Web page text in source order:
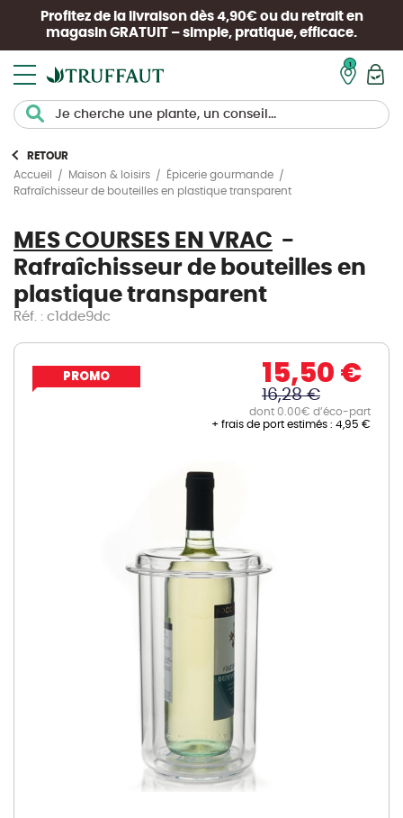
Profitez de la livraison dès 4,90€ ou du retrait en
magasin GRATUIT – simple, pratique, efficace.
RETOUR
Accueil
Maison & loisirs
Épicerie gourmande
Rafraîchisseur de bouteilles en plastique transparent
MES COURSES EN VRAC
Rafraîchisseur de bouteilles en
plastique transparent
Réf. : c1dde9dc
PROMO 15,50 €
16,28 €
dont 0.00€ d’éco-part
+ frais de port estimés : 4,95 €